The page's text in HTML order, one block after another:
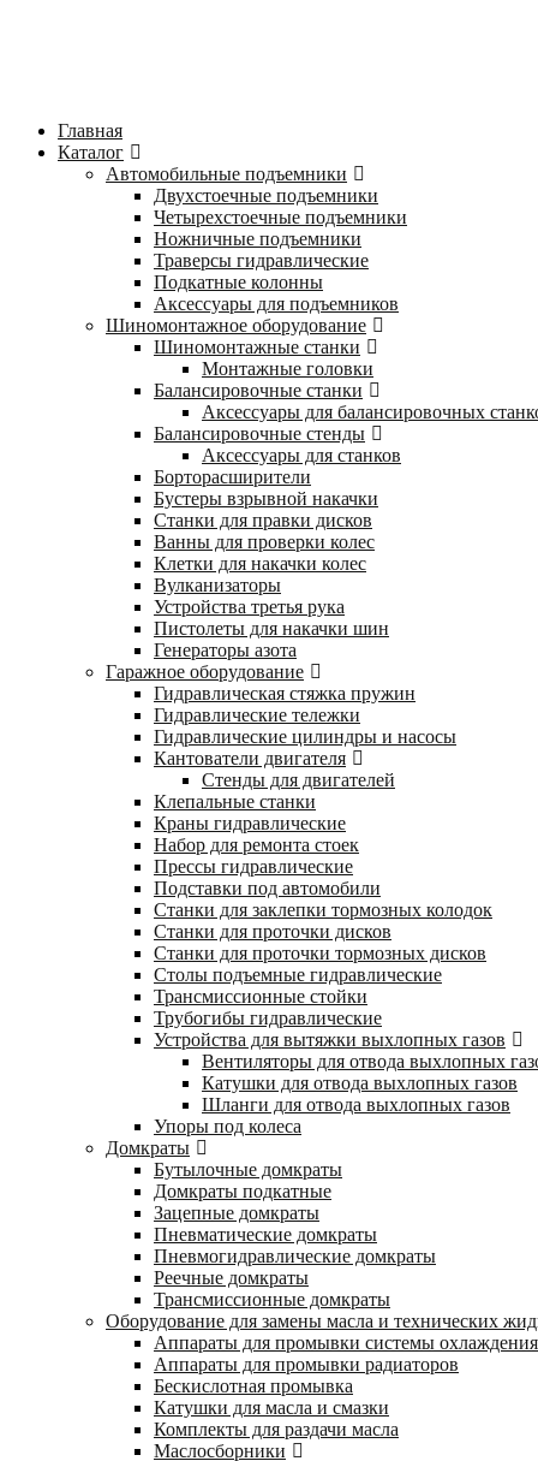
Главная
Каталог
Автомобильные подъемники
Двухстоечные подъемники
Четырехстоечные подъемники
Ножничные подъемники
Траверсы гидравлические
Подкатные колонны
Аксессуары для подъемников
Шиномонтажное оборудование
Шиномонтажные станки
Монтажные головки
Балансировочные станки
Аксессуары для балансировочных
Балансировочные стенды
Аксессуары для станков
Борторасширители
Бустеры взрывной накачки
Станки для правки дисков
Ванны для проверки колес
Клетки для накачки колес
Вулканизаторы
Устройства третья рука
Пистолеты для накачки шин
Генераторы азота
Гаражное оборудование
Гидравлическая стяжка пружин
Гидравлические тележки
Гидравлические цилиндры и насосы
Кантователи двигателя
Стенды для двигателей
Клепальные станки
Краны гидравлические
Набор для ремонта стоек
Прессы гидравлические
Подставки под автомобили
Станки для заклепки тормозных колодок
Станки для проточки дисков
Станки для проточки тормозных дисков
Столы подъемные гидравлические
Трансмиссионные стойки
Трубогибы гидравлические
Устройства для вытяжки выхлопных газов
Вентиляторы для отвода выхлопных
Катушки для отвода выхлопных газов
Шланги для отвода выхлопных газов
Упоры под колеса
Домкраты
Бутылочные домкраты
Домкраты подкатные
Зацепные домкраты
Пневматические домкраты
Пневмогидравлические домкраты
Реечные домкраты
Трансмиссионные домкраты
Оборудование для замены масла и технических
Аппараты для промывки системы охлаждения
Аппараты для промывки радиаторов
Бескислотная промывка
Катушки для масла и смазки
Комплекты для раздачи масла
Маслосборники